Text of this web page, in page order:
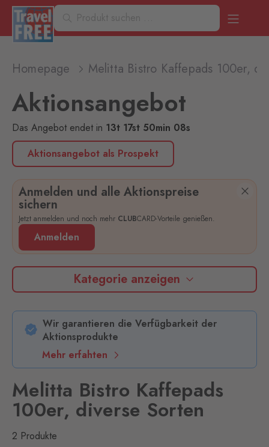
Homepage Melitta Bistro Kaffepads 100er,
Aktionsangebot
Das Angebot endet in 13t 17st 50min 08s
Aktionsangebot als Prospekt
Anmelden und alle Aktionspreise
sichern
Jetzt anmelden und noch mehr CLUBCARD-Vorteile genießen.
Anmelden
Kategorie anzeigen
Wir garantieren die Verfügbarkeit der
Aktionsprodukte
Mehr erfahten
Melitta Bistro Kaffepads
100er, diverse Sorten
2 Produkte